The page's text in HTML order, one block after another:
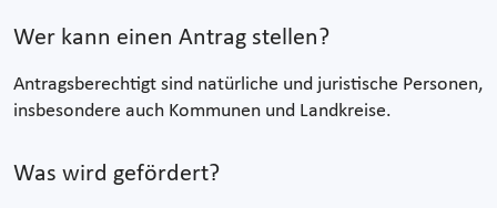
Wer kann einen Antrag stellen?
Antragsberechtigt sind natürliche und juristische Personen,
insbesondere auch Kommunen und Landkreise.
Was wird gefördert?